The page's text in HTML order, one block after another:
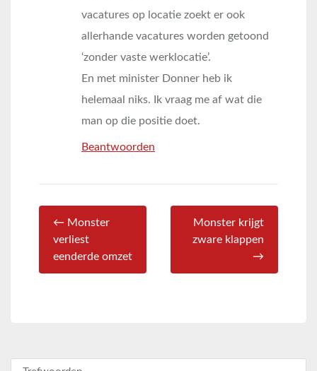
vacatures op locatie zoekt er ook
allerhande vacatures worden getoond
‘zonder vaste werklocatie’.
En met minister Donner heb ik
helemaal niks. Ik vraag me af wat die
man op die positie doet.
Beantwoorden
← Monster
verliest
eenderde omzet
Monster krijgt
zware klappen
→
Zoeken naar: